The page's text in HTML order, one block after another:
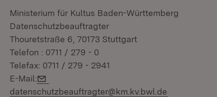
Ministerium für Kultus Baden-Württemberg
Datenschutzbeauftragter
Thouretstraße 6, 70173 Stuttgart
Telefon : 0711 / 279 - 0
Telefax: 0711 / 279 - 2941
E-Mail:
datenschutzbeauftragter@km.kv.bwl.de